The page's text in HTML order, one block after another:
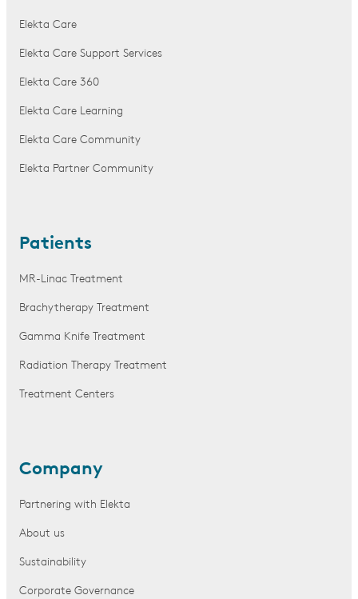
Elekta Care
Elekta Care Support Services
Elekta Care 360
Elekta Care Learning
Elekta Care Community
Elekta Partner Community
Patients
MR-Linac Treatment
Brachytherapy Treatment
Gamma Knife Treatment
Radiation Therapy Treatment
Treatment Centers
Company
Partnering with Elekta
About us
Sustainability
Corporate Governance